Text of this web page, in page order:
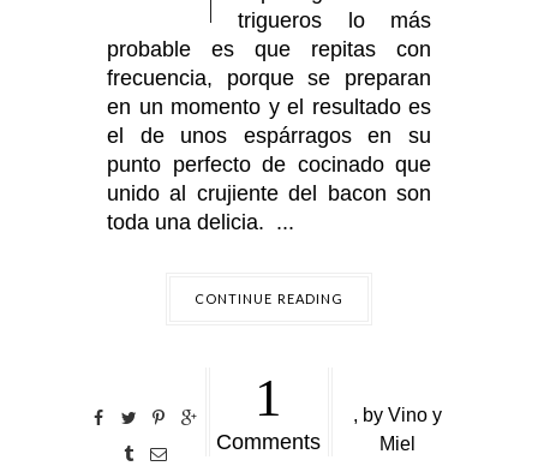
trigueros lo más
probable es que repitas con
frecuencia, porque se preparan
en un momento y el resultado es
el de unos espárragos en su
punto perfecto de cocinado que
unido al crujiente del bacon son
toda una delicia. ...
CONTINUE READING
1
Comments
, by Vino y
Miel